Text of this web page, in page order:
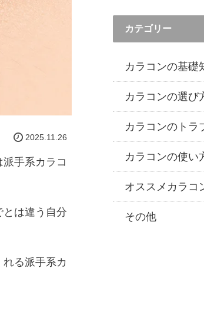
2025.11.26
手系カラコ
は違う自分
る派手系カ
カテゴリー
カラコンの基礎
カラコンの選び
カラコンのトラ
カラコンの使い
オススメカラコ
その他